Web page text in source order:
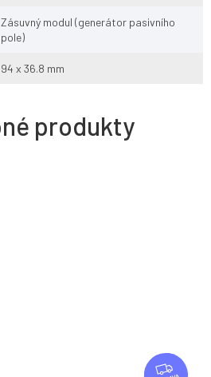
Zásuvný modul (generátor pasivního
pole)
94 x 36.8 mm
Z